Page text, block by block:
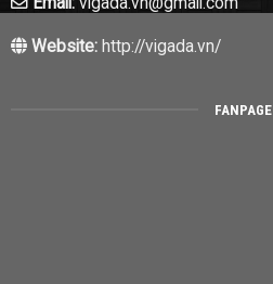
Website:http://vigada.vn/
FANPAGE